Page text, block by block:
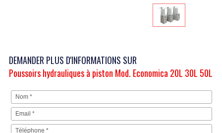
DEMANDER PLUS D'INFORMATIONS SUR
Poussoirs hydrauliques à piston Mod. Economica 20L 30L 50L